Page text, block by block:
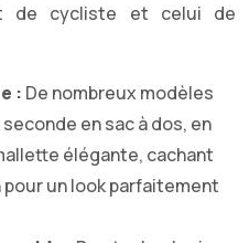
de cycliste et celui de
: De nombreux modèles
en sac à dos, en
élégante, cachant
un look parfaitement